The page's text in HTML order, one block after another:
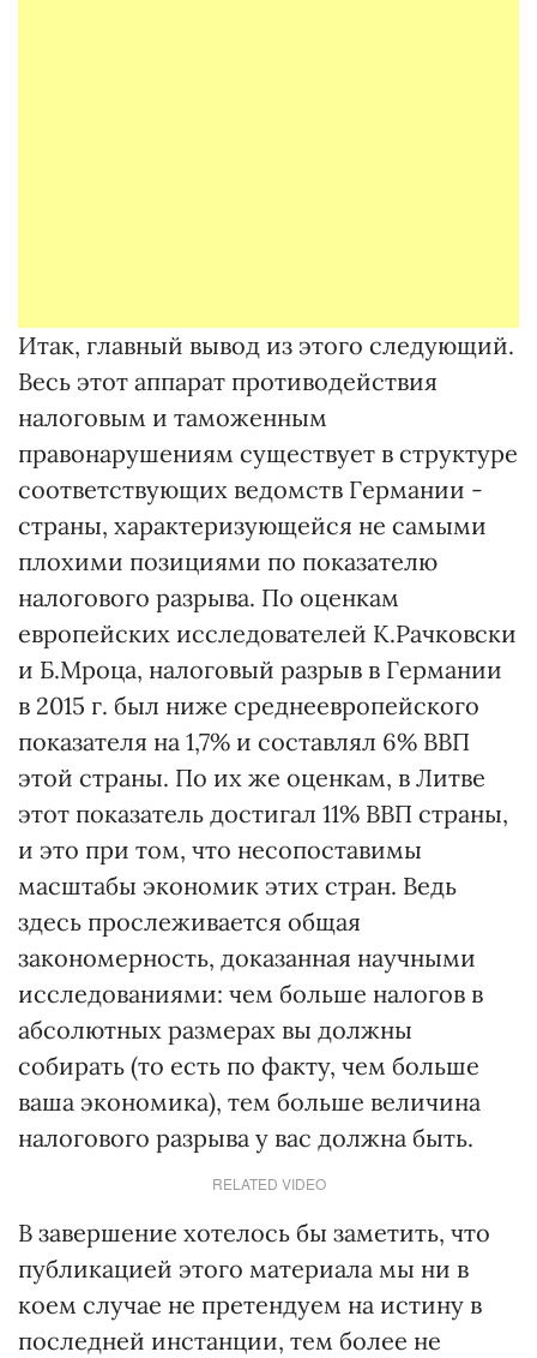
Итак, главный вывод из этого следующий.
Весь этот аппарат противодействия
налоговым и таможенным
правонарушениям существует в структуре
соответствующих ведомств Германии -
страны, характеризующейся не самыми
плохими позициями по показателю
налогового разрыва. По оценкам
европейских исследователей К.Рачковски
и Б.Мроца, налоговый разрыв в Германии
в 2015 г. был ниже среднеевропейского
показателя на 1,7% и составлял 6% ВВП
этой страны. По их же оценкам, в Литве
этот показатель достигал 11% ВВП страны,
и это при том, что несопоставимы
масштабы экономик этих стран. Ведь
здесь прослеживается общая
закономерность, доказанная научными
исследованиями: чем больше налогов в
абсолютных размерах вы должны
собирать (то есть по факту, чем больше
ваша экономика), тем больше величина
налогового разрыва у вас должна быть.
RELATED VIDEO
В завершение хотелось бы заметить, что
публикацией этого материала мы ни в
коем случае не претендуем на истину в
последней инстанции, тем более не